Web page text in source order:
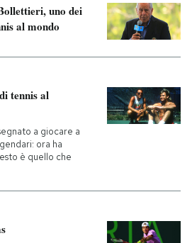
Consumismi
Storie/Idee
Mondiali calcio 2026
uno dei
al mondo
tennis al
a giocare a
ora ha
è quello che